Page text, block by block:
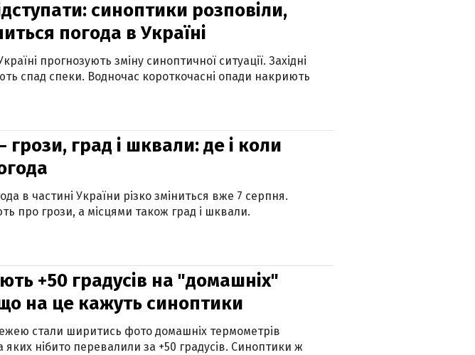
синоптики розповіли,
погода в Україні
прогнозують зміну синоптичної ситуації. Західні
спад спеки. Водночас короткочасні опади накриють
грози, град і шквали: де і коли
в частині України різко зміниться вже 7 серпня.
про грози, а місцями також град і шквали.
+50 градусів на "домашніх"
на це кажуть синоптики
стали ширитись фото домашніх термометрів
яких нібито перевалили за +50 градусів. Синоптики ж